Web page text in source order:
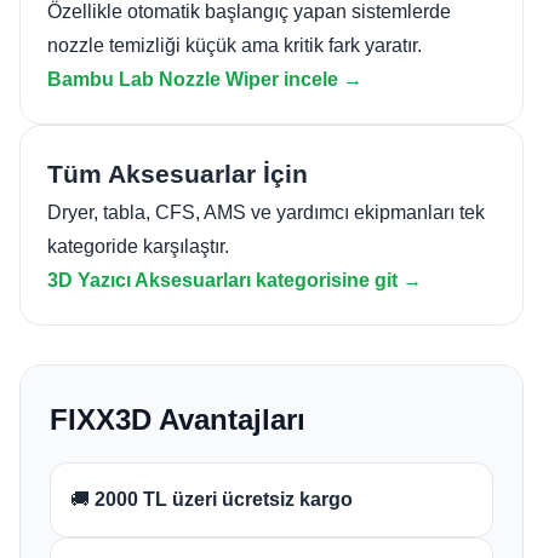
Özellikle otomatik başlangıç yapan sistemlerde
nozzle temizliği küçük ama kritik fark yaratır.
Bambu Lab Nozzle Wiper incele →
Tüm Aksesuarlar İçin
Dryer, tabla, CFS, AMS ve yardımcı ekipmanları tek
kategoride karşılaştır.
3D Yazıcı Aksesuarları kategorisine git →
FIXX3D Avantajları
🚚 2000 TL üzeri ücretsiz kargo